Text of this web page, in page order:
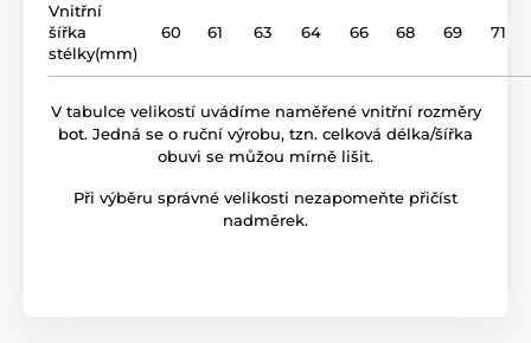
Vnitřní
šířka
stélky(mm)
60 61 63 64 66 68 69 71
V tabulce velikostí uvádíme naměřené vnitřní rozměry
bot. Jedná se o ruční výrobu, tzn. celková délka/šířka
obuvi se můžou mírně lišit.
Při výběru správné velikosti nezapomeňte přičíst
nadměrek.